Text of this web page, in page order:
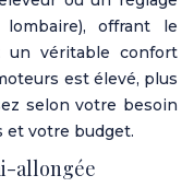
offrant le
un véritable confort
est élevé, plus
selon votre besoin
et votre budget.
allongée